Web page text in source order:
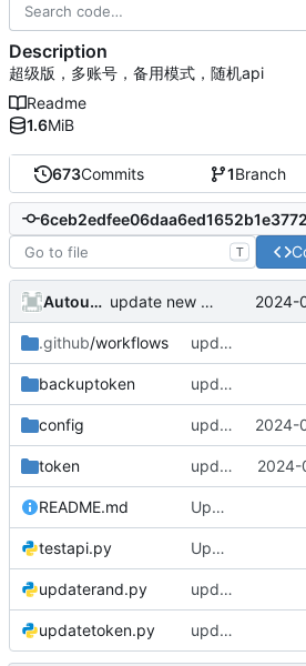
673Commits 1Branch
T
AutoupdateRobot update new randapi 2024-
.github/workflows update e5api
backuptoken update e5api
config update new randapi 2024-
token update new refresh_token 2024-
README.md Update README.md
testapi.py Update testapi.py
updaterand.py update e5api
updatetoken.py update e5api
Description
超级版，多账号，备用模式，随机api
Readme
1.6MiB